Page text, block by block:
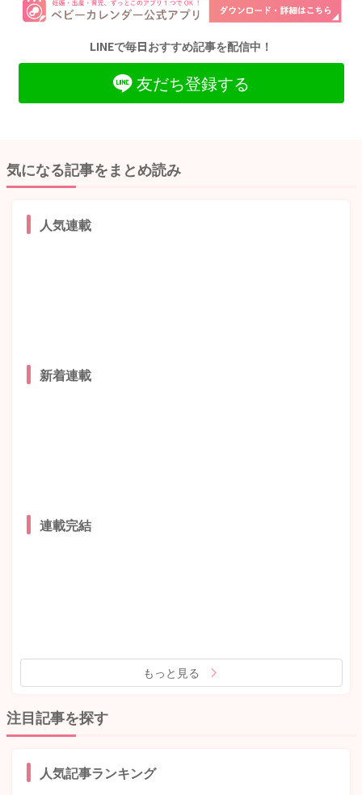
LINEで毎日おすすめ記事を配信中！
友だち登録する
気になる記事をまとめ読み
人気連載
新着連載
連載完結
もっと見る
注目記事を探す
人気記事ランキング